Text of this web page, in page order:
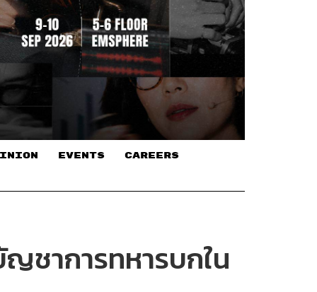
EVENTS CAREERS
ชาการทหารบกใน